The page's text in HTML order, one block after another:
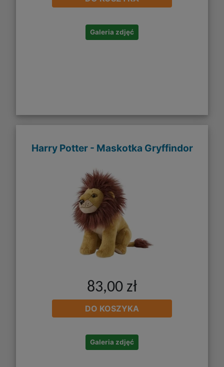
Galeria zdjęć
Harry Potter - Maskotka Gryffindor
83,00 zł
DO KOSZYKA
Galeria zdjęć